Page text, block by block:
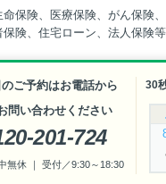
命保険、医療保険、がん保険
保険、住宅ローン、法人保険
ご予約はお電話から
問い合わせください
201-724
無休 ｜ 受付／9:30～18:30
30